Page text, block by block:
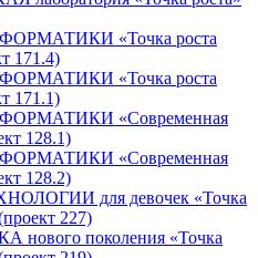
«Точка роста
171.4)
«Точка роста
171.1)
«Современная
128.1)
«Современная
128.2)
для девочек «Точка
227)
нового поколения «Точка